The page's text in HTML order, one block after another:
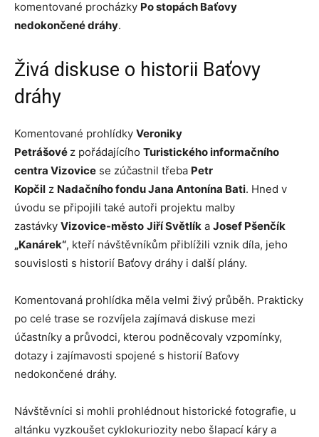
komentované procházky Po stopách Baťovy
nedokončené dráhy.
Živá diskuse o historii Baťovy
dráhy
Komentované prohlídky Veroniky
Petrášové z pořádajícího Turistického informačního
centra Vizovice se zúčastnil třeba Petr
Kopčil z Nadačního fondu Jana Antonína Bati. Hned v
úvodu se připojili také autoři projektu malby
zastávky Vizovice-město Jiří Světlík a Josef Pšenčík
„Kanárek“, kteří návštěvníkům přiblížili vznik díla, jeho
souvislosti s historií Baťovy dráhy i další plány.
Komentovaná prohlídka měla velmi živý průběh. Prakticky
po celé trase se rozvíjela zajímavá diskuse mezi
účastníky a průvodci, kterou podněcovaly vzpomínky,
dotazy i zajímavosti spojené s historií Baťovy
nedokončené dráhy.
Návštěvníci si mohli prohlédnout historické fotografie, u
altánku vyzkoušet cyklokuriozity nebo šlapací káry a